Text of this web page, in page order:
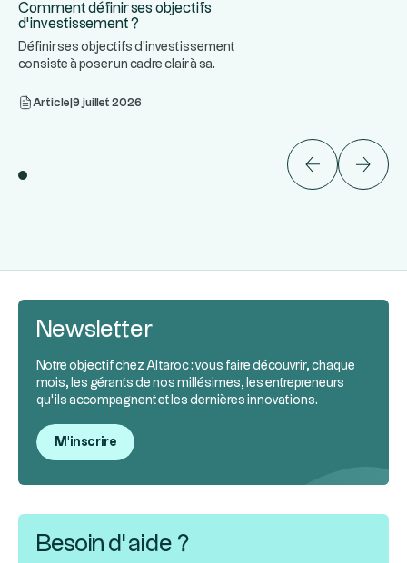
Comment définir ses objectifs
d’investissement ?
Définir ses objectifs d'investissement
consiste à poser un cadre clair à sa
Article 9 juillet 2026
Newsletter
Notre objectif chez Altaroc : vous faire découvrir, chaque
mois, les gérants de nos millésimes, les entrepreneurs
qu’ils accompagnent et les dernières innovations.
M'inscrire
Besoin d’aide ?